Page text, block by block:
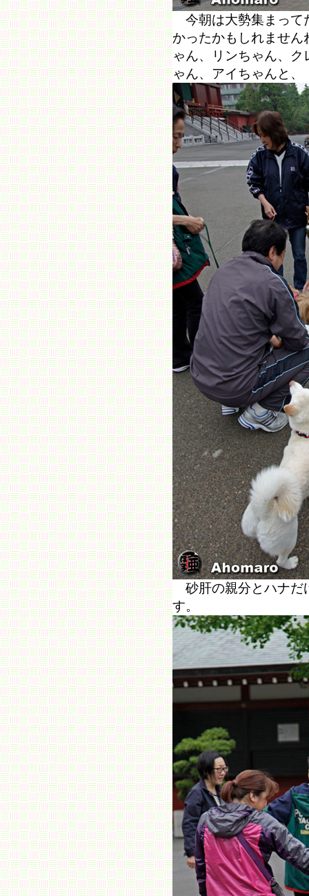
今朝は大勢集まって
かったかもしれませ
ゃん、リンちゃん、
ゃん、アイちゃんと、
砂肝の親分とハナだ
す。